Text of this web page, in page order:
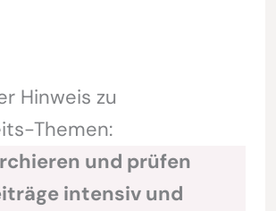
Hinweis zu
Themen:
und prüfen
intensiv und